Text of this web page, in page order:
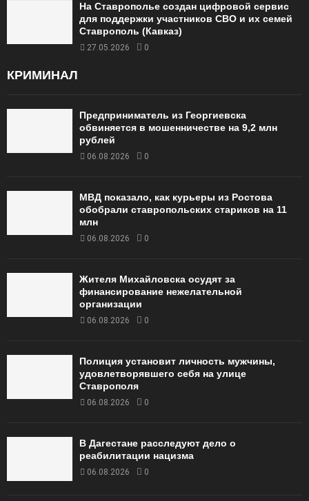
На Ставрополье создан цифровой сервис
для поддержки участников СВО и их семей
Ставрополь (Кавказ)
27.05.2026 0
КРИМИНАЛ
Предприниматель из Георгиевска
обвиняется в мошенничестве на 9,2 млн
рублей
06.08.2026 0
МВД показало, как курьеры из Ростова
обобрали ставропольских стариков на 11
млн
06.08.2026 0
Жителя Михайловска осудят за
финансирование нежелательной
организации
06.08.2026 0
Полиция установит личность мужчины,
удовлетворявшего себя на улице
Ставрополя
06.08.2026 0
В Дагестане расследуют дело о
реабилитации нацизма
06.08.2026 0